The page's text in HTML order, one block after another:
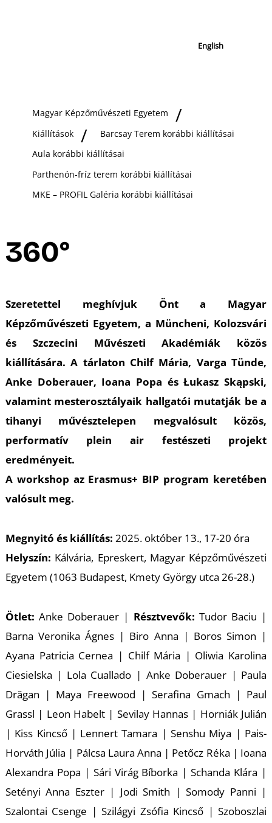
English
Magyar Képzőművészeti Egyetem
Kiállítások
Barcsay Terem korábbi kiállításai
Aula korábbi kiállításai
Parthenón-fríz terem korábbi kiállításai
MKE – PROFIL Galéria korábbi kiállításai
360°
Szeretettel meghívjuk Önt a Magyar
Képzőművészeti Egyetem, a Müncheni, Kolozsvári
és Szczecini Művészeti Akadémiák közös
kiállítására. A tárlaton Chilf Mária, Varga Tünde,
Anke Doberauer, Ioana Popa és Łukasz Skąpski,
valamint mesterosztályaik hallgatói mutatják be a
tihanyi művésztelepen megvalósult közös,
performatív plein air festészeti projekt
eredményeit.
A workshop az Erasmus+ BIP program keretében
valósult meg.
Megnyitó és kiállítás: 2025. október 13., 17-20 óra
Helyszín: Kálvária, Epreskert, Magyar Képzőművészeti
Egyetem (1063 Budapest, Kmety György utca 26-28.)
Ötlet:Anke Doberauer | Résztvevők: Tudor Baciu |
Barna Veronika Ágnes | Biro Anna | Boros Simon |
Ayana Patricia Cernea | Chilf Mária | Oliwia Karolina
Ciesielska | Lola Cuallado | Anke Doberauer | Paula
Drăgan | Maya Freewood | Serafina Gmach | Paul
Grassl | Leon Habelt | Sevilay Hannas | Horniák Julián
| Kiss Kincső | Lennert Tamara | Senshu Miya | Pais-
Horváth Júlia | Pálcsa Laura Anna | Petőcz Réka | Ioana
Alexandra Popa | Sári Virág Bíborka | Schanda Klára |
Setényi Anna Eszter | Jodi Smith | Somody Panni |
Szalontai Csenge | Szilágyi Zsófia Kincső | Szoboszlai